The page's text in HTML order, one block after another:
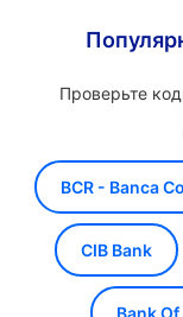
Проверьте
BCR - Banca
CIB Bank
Bank